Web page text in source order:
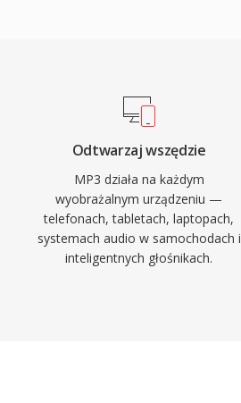
Odtwarzaj wszędzie
MP3 działa na każdym
wyobrażalnym urządzeniu —
telefonach, tabletach, laptopach,
systemach audio w samochodach i
inteligentnych głośnikach.